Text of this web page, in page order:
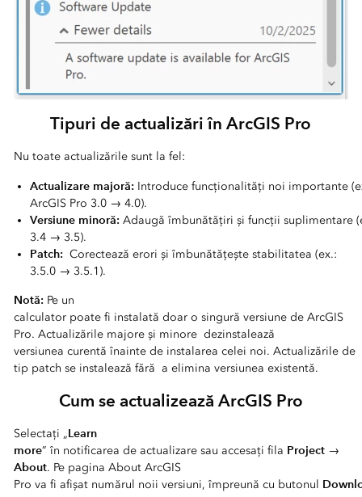
Tipuri de actualizări în ArcGIS Pro
Nu toate actualizările sunt la fel:
Actualizare majoră:Introduce funcționalități noi importante
ArcGIS Pro 3.0 → 4.0).
Versiune minoră: Adaugă îmbunătățiri și funcții suplimentare
3.4 → 3.5).
Patch: Corectează erori și îmbunătățește stabilitatea (ex.:
3.5.0 → 3.5.1).
Notă:Pe un
calculator poate fi instalată doar o singură versiune de ArcGIS
Pro. Actualizările majore și minore dezinstalează
versiunea curentă înainte de instalarea celei noi. Actualizările de
tip patch se instalează fără a elimina versiunea existentă.
Cum se actualizează ArcGIS Pro
Selectați „Learn
more” în notificarea de actualizare sau accesați fila Project→
About. Pe pagina About ArcGIS
Pro va fi afișat numărul noii versiuni, împreună cu butonul